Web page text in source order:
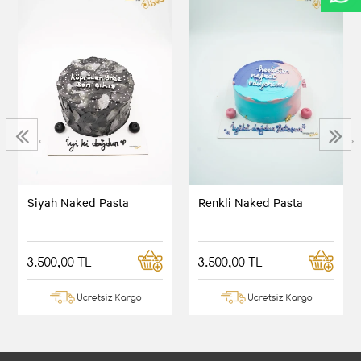
Siyah Naked Pasta
3.500,00 TL
Ücretsiz Kargo
Renkli Naked Pasta
3.500,00 TL
Ücretsiz Kargo
‹ ›